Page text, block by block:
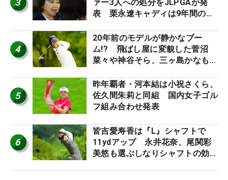
3
ァー3人への処分をJLPGAが発
表 栗永遼キャディは9年間の立
4
20年前のモデルが静かなブー
ム!? 飛ばし屋に変貌した菅沼
菜々や神谷そら、三ヶ島かなも使
ロたちの“飛ばしギア”】
5
昨年覇者・河本結は小祝さくら、
佐久間朱莉と同組 国内女子ゴル
フ組み合わせ発表
6
皆吉愛寿香は『L』シャフトで
11ydアップ 永井花奈、尾関彩
美悠も選ぶしなりシャフトの効果